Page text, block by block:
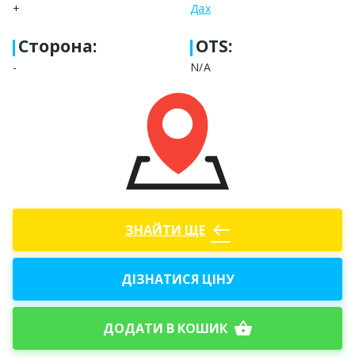
+ Дах
Сторона:
-
OTS:
N/A
ЗНАЙТИ ЩЕ west
ДІЗНАТИСЯ ЦІНУ
ДОДАТИ В КОШИК shopping_basket